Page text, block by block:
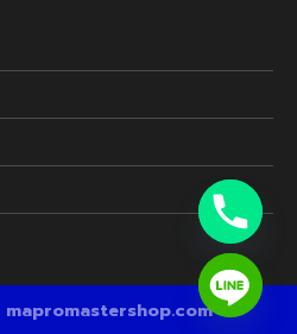
mapromastershop.com